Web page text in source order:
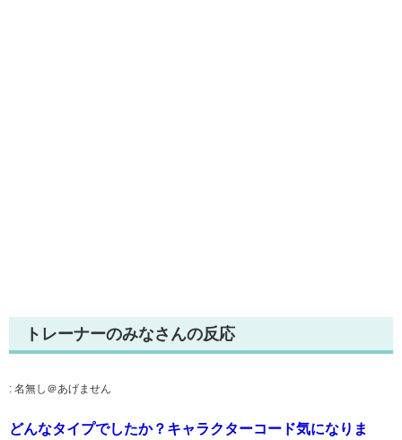
トレーナーのみなさんの反応
: 名無し＠あげません
どんなタイプでしたか？キャラクターコード気になりま